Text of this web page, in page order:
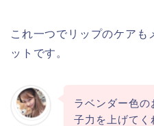
これ一つでリップのケアも
ットです。
ラベンダー色
子力を上げて